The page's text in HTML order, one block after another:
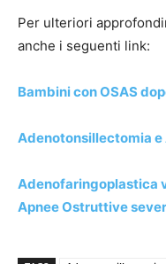
Per ulteriori
anche i seguenti link:
Bambini con OSAS
Adenotonsillectomia e
Adenofaringoplastica
Apnee Ostruttive